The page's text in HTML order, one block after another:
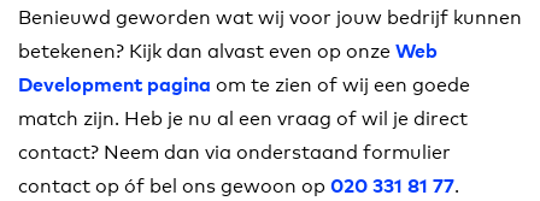
Benieuwd geworden wat wij voor jouw bedrijf kunnen
betekenen? Kijk dan alvast even op onzeWeb
Development pagina om te zien of wij een goede
match zijn. Heb je nu al een vraag of wil je direct
contact? Neem dan via onderstaand formulier
contact op óf bel ons gewoon op 020 331 81 77.